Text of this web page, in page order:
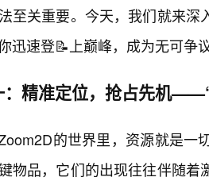
至关重要。今天，我们就来
迅速登📝上巅峰，成为无可争
：精准定位，抢占先机
的世界里，资源就是一
物品，它们的出现往往伴随